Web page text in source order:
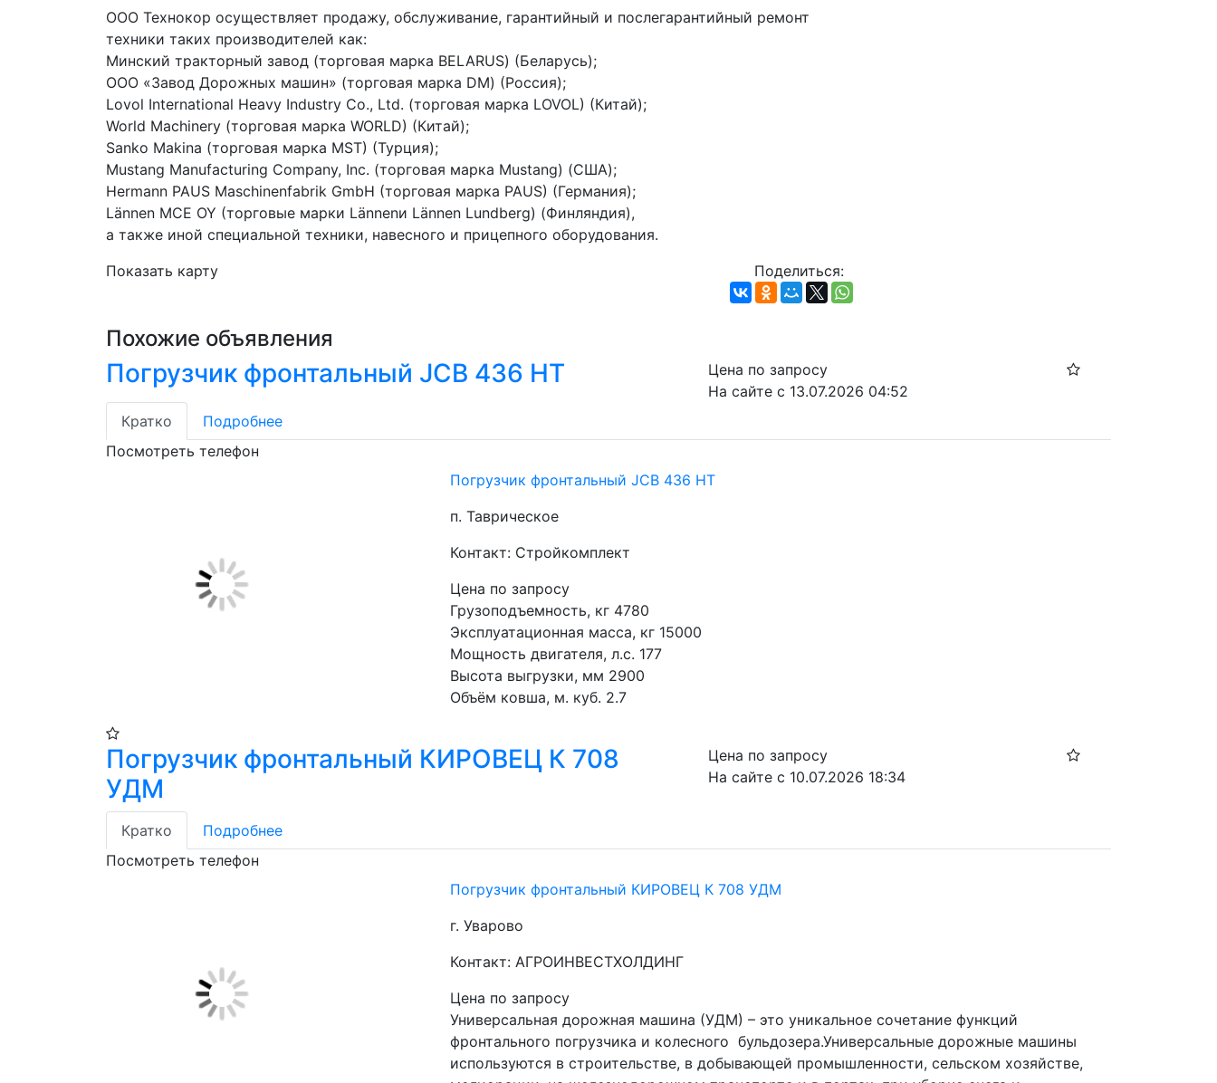
ООО Технокор осуществляет продажу, обслуживание, гарантийный и послегарантийный ремонт
техники таких производителей как:
Минский тракторный завод (торговая марка BELARUS) (Беларусь);
ООО «Завод Дорожных машин» (торговая марка DM) (Россия);
Lovol International Heavy Industry Co., Ltd. (торговая марка LOVOL) (Китай);
World Machinery (торговая марка WORLD) (Китай);
Sanko Makina (торговая марка MST) (Турция);
Mustang Manufacturing Company, Inc. (торговая марка Mustang) (США);
Hermann PAUS Maschinenfabrik GmbH (торговая марка PAUS) (Германия);
Lännen MCE OY (торговые марки Lännenи Lännen Lundberg) (Финляндия),
а также иной специальной техники, навесного и прицепного оборудования.
Показать карту
Поделиться:
Похожие объявления
Погрузчик фронтальный JCB 436 HT
Цена по запросу
На сайте с 13.07.2026 04:52
Кратко
Подробнее
Посмотреть телефон
Погрузчик фронтальный JCB 436 HT
п. Таврическое
Контакт: Стройкомплект
Цена по запросу
Грузоподъемность, кг 4780
Эксплуатационная масса, кг 15000
Мощность двигателя, л.с. 177
Высота выгрузки, мм 2900
Объём ковша, м. куб. 2.7
Погрузчик фронтальный КИРОВЕЦ К 708
УДМ
Цена по запросу
На сайте с 10.07.2026 18:34
Кратко
Подробнее
Посмотреть телефон
Погрузчик фронтальный КИРОВЕЦ К 708 УДМ
г. Уварово
Контакт: АГРОИНВЕСТХОЛДИНГ
Цена по запросу
Универсальная дорожная машина (УДМ) – это уникальное сочетание функций
фронтального погрузчика и колесного  бульдозера.Универсальные дорожные машины
используются в строительстве, в добывающей промышленности, сельском хозяйстве,